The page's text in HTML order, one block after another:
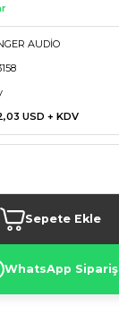
AUDİO
USD + KDV
Sepete Ekle
WhatsApp Sipariş